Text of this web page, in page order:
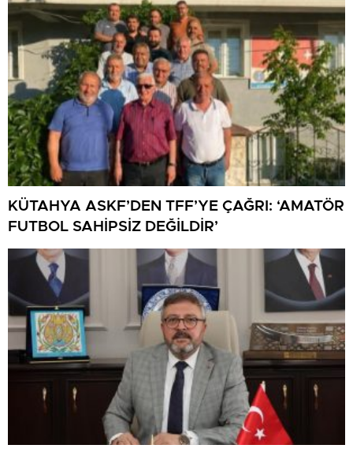
KÜTAHYA ASKF’DEN TFF’YE ÇAĞRI: ‘AMATÖR
FUTBOL SAHİPSİZ DEĞİLDİR’